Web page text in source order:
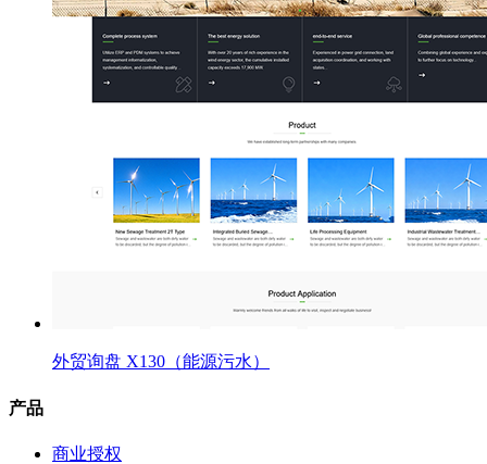
外贸询盘 X130（能源污水）
产品
商业授权